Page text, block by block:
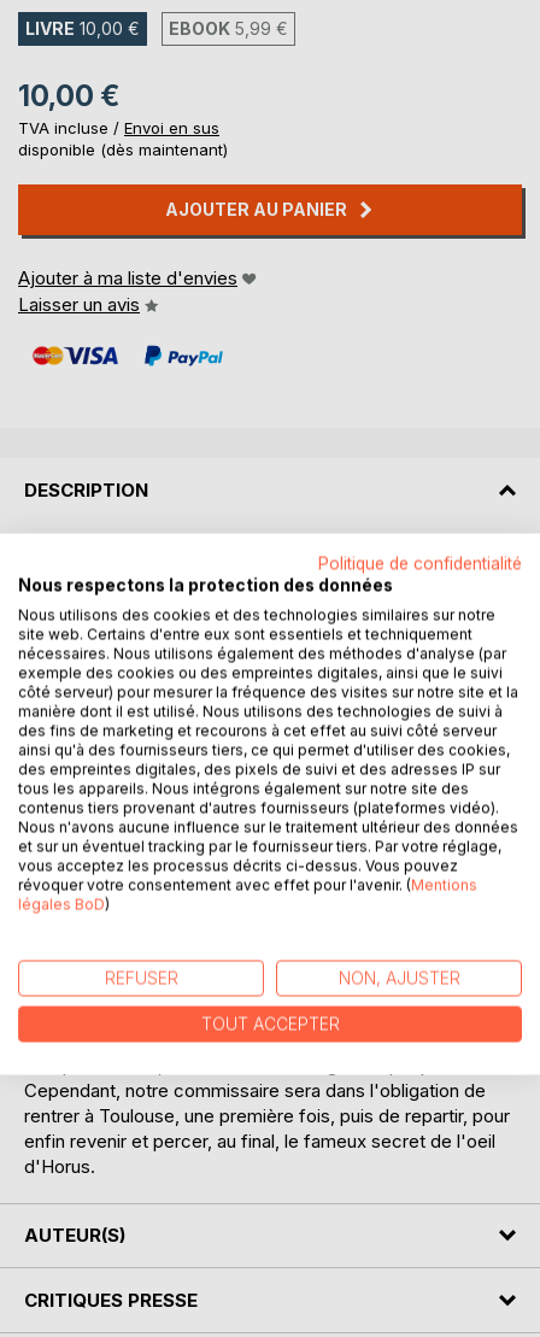
LIVRE 10,00 € EBOOK 5,99 €
10,00 €
TVA incluse / Envoi en sus
disponible (dès maintenant)
AJOUTER AU PANIER
Ajouter à ma liste d'envies
Laisser un avis
DESCRIPTION
Sur la balustrade un oiseau me regardait. Mon oiseau !
C'était une hallucination... Le psychiatre m'avait expliqué
ce processus diabolique... Lorsque mon cerveau se
mettait au travail, qu'il élaborait des hypothèses fumeuses
et tortueuses, lorsqu'il cherchait avec énergie l'astuce
capable de confondre un criminel, cela au prix d'une
immense cogitation, un oiseau apparaissait et me causait
dans un langage que moi seul comprenait.
Le commissaire Visconti est désigné par le maire de
Toulouse pour aller aider la police égyptienne à résoudre la
disparition d'un de ses vieux amis, un éminent égyptologue
qui faisait partie d'une croisière sur le Nil. Les cadavres sur
lesquels on retrouve à chaque fois, un exemplaire du
roman d'Agatha Christie, "Mort sur le Nil", vont jalonner la
Simbel.
Le commissaire Marcello Visconti et son piaf vont
seconder le lieutenant Dalida, une jeune femme aux
Cependant, notre commissaire sera dans l'obligation de
rentrer à Toulouse, une première fois, puis de repartir, pour
enfin revenir et percer, au final, le fameux secret de l'oeil
d'Horus.
AUTEUR(S)
CRITIQUES PRESSE
Politique de confidentialité
Nous respectons la protection des données
Nous utilisons des cookies et des technologies similaires sur notre
site web. Certains d'entre eux sont essentiels et techniquement
nécessaires. Nous utilisons également des méthodes d'analyse (par
exemple des cookies ou des empreintes digitales, ainsi que le suivi
côté serveur) pour mesurer la fréquence des visites sur notre site et la
manière dont il est utilisé. Nous utilisons des technologies de suivi à
des fins de marketing et recourons à cet effet au suivi côté serveur
ainsi qu'à des fournisseurs tiers, ce qui permet d'utiliser des cookies,
des empreintes digitales, des pixels de suivi et des adresses IP sur
tous les appareils. Nous intégrons également sur notre site des
contenus tiers provenant d'autres fournisseurs (plateformes vidéo).
Nous n'avons aucune influence sur le traitement ultérieur des données
et sur un éventuel tracking par le fournisseur tiers. Par votre réglage,
vous acceptez les processus décrits ci-dessus. Vous pouvez
révoquer votre consentement avec effet pour l'avenir. (Mentions
légales BoD)
REFUSER NON, AJUSTER
TOUT ACCEPTER